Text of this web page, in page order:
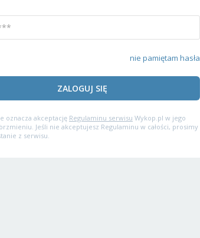
nie pamiętam hasła
ZALOGUJ SIĘ
oznacza akceptację Regulaminu serwisu Wykop.pl w jego
Jeśli nie akceptujesz Regulaminu w całości, prosimy
z serwisu.